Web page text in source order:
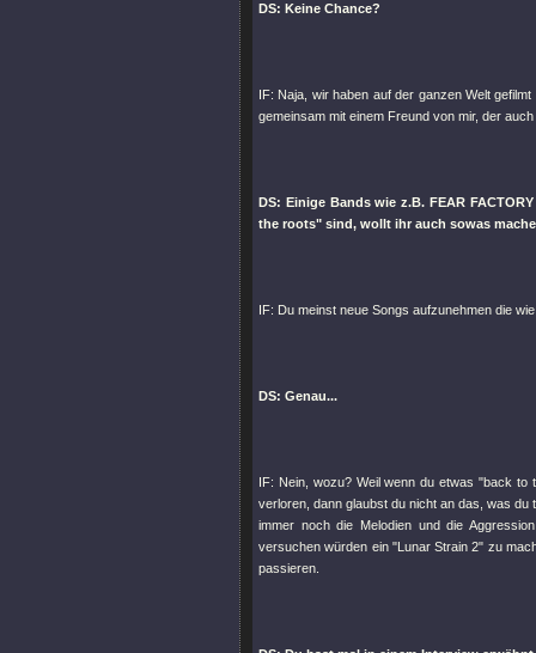
DS: Keine Chance?
IF: Naja, wir haben auf der ganzen Welt
gemeinsam mit einem Freund von mir, der
DS: Einige Bands wie z.B. FEAR
the roots" sind, wollt ihr auch sowas
IF: Du meinst neue Songs aufzunehmen die
DS: Genau...
IF: Nein, wozu? Weil wenn du etwas "back to
verloren, dann glaubst du nicht an das, was
immer noch die Melodien und die
versuchen würden ein "Lunar Strain 2" zu
passieren.